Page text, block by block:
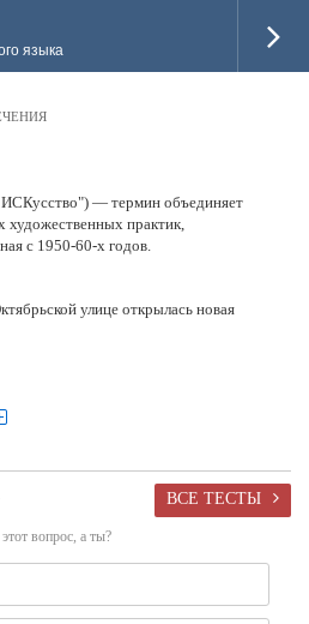
языка
— термин объединяет
практик,
с 1950-60-х годов.
улице открылась новая
ВСЕ ТЕСТЫ
вопрос, а ты?